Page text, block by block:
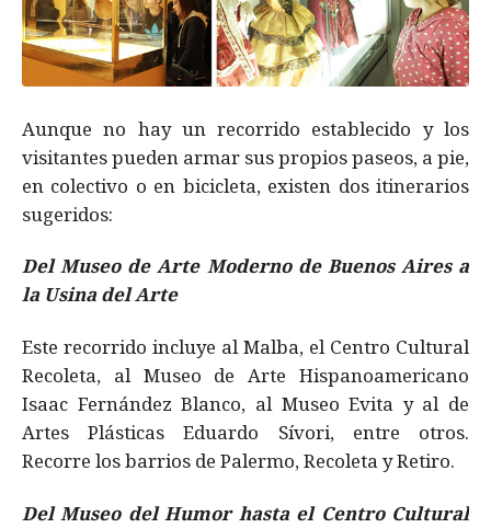
Aunque no hay un recorrido establecido y los
visitantes pueden armar sus propios paseos, a pie,
en colectivo o en bicicleta, existen dos itinerarios
sugeridos:
Del Museo de Arte Moderno de Buenos Aires a
la Usina del Arte
Este recorrido incluye al Malba, el Centro Cultural
Recoleta, al Museo de Arte Hispanoamericano
Isaac Fernández Blanco, al Museo Evita y al de
Artes Plásticas Eduardo Sívori, entre otros.
Recorre los barrios de Palermo, Recoleta y Retiro.
Del Museo del Humor hasta el Centro Cultural